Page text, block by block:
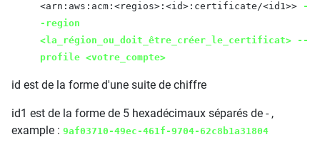
<arn:aws:acm:<regios>:<id>:certificate/<id1>>
-
-region
<la_région_ou_doit_être_créer_le_certificat>
--
profile <votre_compte>
id est de la forme d'une suite de chiffre
id1 est de la forme de 5 hexadécimaux séparés de - ,
example : 9af03710-49ec-461f-9704-62c8b1a31804